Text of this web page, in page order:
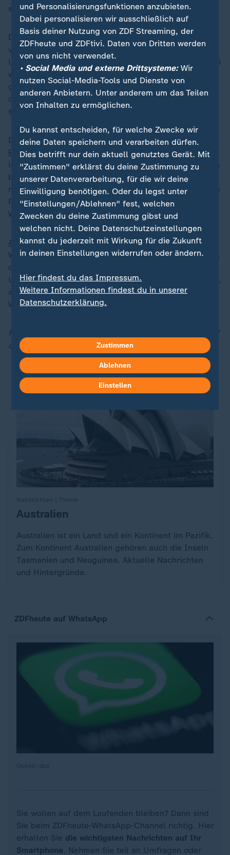
sagte Albanese nun nach dem Wahlsieg.
Der frühere Innen- und Verteidigungsminister Dutton
verlor wegen der als zu groß empfundenen Nähe zu
US-PräsidentDonald Trump
zuletzt Zustimmung. Dabei
war er noch im Februar als wahrscheinlicher Sieger
gehandelt worden. Albanese, der Umfragen zufolge in
der Bevölkerung gar nicht besonders beliebt ist,
spielte dies in die Hände.
Der Umgang mit deraggressiven Zollpolitik von US-
Präsident Trump, der auch Australien mit Einfuhrzöllen
in Höhe von zehn Prozent belegt hatte, gehörte zu den
bestimmenden Wahlkampfthemen. Zudem spielten
neben derKlimapolitikwirtschaftliche Fragen wie hohe
Preise und Wohnkosten eine zentrale Rolle im
Wahlkampf.
Australien zählt zu den Ländern mit der höchsten
Wahlbeteiligung weltweit. Das liegt an der Wahlpflicht,
die seit mehr als hundert Jahren gilt. Wer nicht an die
Urne geht, muss 20 Dollar Strafe zahlen - ein geringes,
aber wirksames Bußgeld. Seit Einführung der
Wahlpflicht lag die Beteiligung nie unter 90 Prozent.
Mehr rund um das Thema Australien finden Sie hier auf
der Themenseite:
:
Australien
Australien ist ein Land und ein Kontinent im Pazifik.
Zum Kontinent Australien gehören auch die Inseln
Tasmanien und Neuguinea. Aktuelle Nachrichten
und Hintergründe.
ZDFheute auf WhatsApp
Sie wollen auf dem Laufenden bleiben? Dann sind
Sie beim ZDFheute-WhatsApp-Channel richtig. Hier
erhalten Sie die wichtigsten Nachrichten auf Ihr
Smartphone. Nehmen Sie teil an Umfragen oder
und Personalisierungsfunktionen anzubieten.
Dabei personalisieren wir ausschließlich auf
Basis deiner Nutzung von ZDF Streaming, der
ZDFheute und ZDFtivi. Daten von Dritten werden
von uns nicht verwendet.
• Social Media und externe Drittsysteme:Wir
nutzen Social-Media-Tools und Dienste von
anderen Anbietern. Unter anderem um das Teilen
von Inhalten zu ermöglichen.
Du kannst entscheiden, für welche Zwecke wir
deine Daten speichern und verarbeiten dürfen.
Dies betrifft nur dein aktuell genutztes Gerät. Mit
"Zustimmen" erklärst du deine Zustimmung zu
unserer Datenverarbeitung, für die wir deine
Einwilligung benötigen. Oder du legst unter
"Einstellungen/Ablehnen" fest, welchen
Zwecken du deine Zustimmung gibst und
welchen nicht. Deine Datenschutzeinstellungen
kannst du jederzeit mit Wirkung für die Zukunft
in deinen Einstellungen widerrufen oder ändern.
Hier findest du das Impressum.
Weitere Informationen findest du in unserer
Datenschutzerklärung.
Zustimmen
Ablehnen
Einstellen